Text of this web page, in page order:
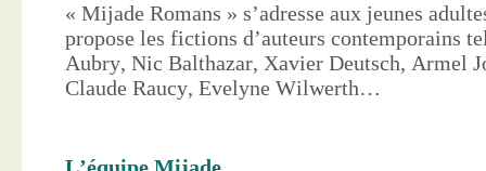
« Mijade Romans » s’adresse aux jeunes
propose les fictions d’auteurs contemporains
Aubry, Nic Balthazar, Xavier Deutsch, Armel
Claude Raucy, Evelyne Wilwerth…